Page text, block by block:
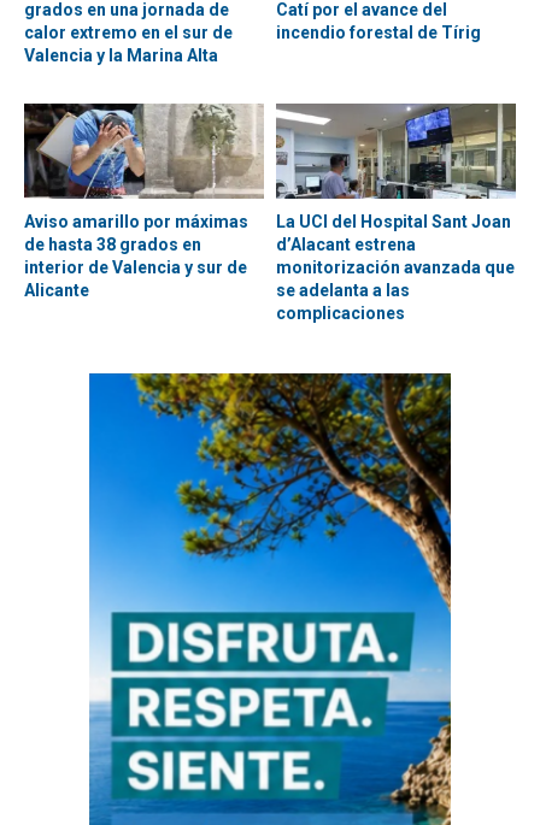
grados en una jornada de
calor extremo en el sur de
Valencia y la Marina Alta
Catí por el avance del
incendio forestal de Tírig
Aviso amarillo por máximas
de hasta 38 grados en
interior de Valencia y sur de
Alicante
La UCI del Hospital Sant Joan
d’Alacant estrena
monitorización avanzada que
se adelanta a las
complicaciones